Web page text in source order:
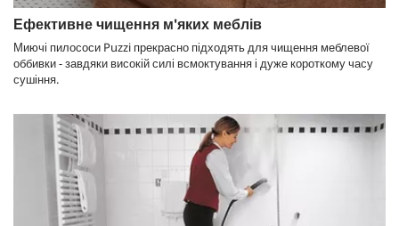
Ефективне чищення м'яких меблів
Миючі пилососи Puzzi прекрасно підходять для чищення меблевої
оббивки - завдяки високій силі всмоктування і дуже короткому часу
сушіння.